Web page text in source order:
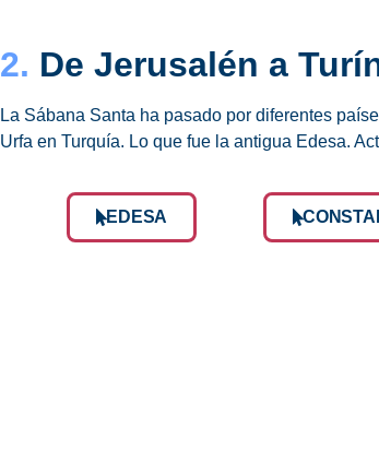
2. De Jerusalén a
La Sábana Santa ha pasado por diferentes
Urfa en Turquía. Lo que fue la antigua Edesa.
EDESA